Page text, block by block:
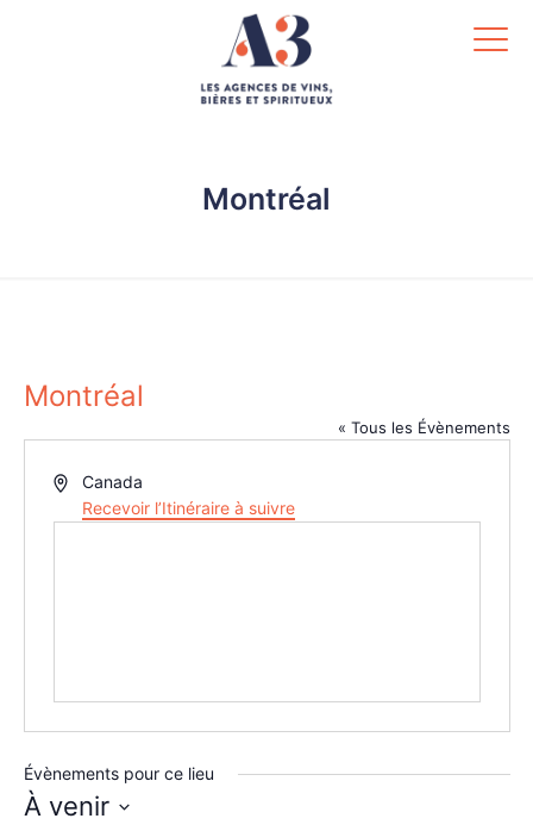
Montréal
Montréal
« Tous les Évènements
Adresse
Canada
Recevoir l’Itinéraire à suivre
Évènements pour ce lieu
À venir